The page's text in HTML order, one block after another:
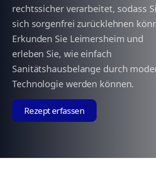
rechtssicher verarbeitet, sodass
sich sorgenfrei zurücklehnen
Erkunden Sie Leimersheim und
erleben Sie, wie einfach
Sanitätshausbelange durch
Technologie werden können.
Rezept erfassen